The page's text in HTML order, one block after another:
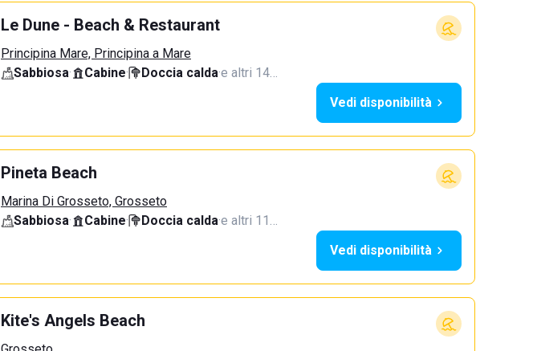
Le Dune - Beach & Restaurant
Principina Mare, Principina a Mare
Sabbiosa· Cabine· Doccia calda·e altri 14…
Vedi disponibilità
Pineta Beach
Marina Di Grosseto, Grosseto
Sabbiosa· Cabine· Doccia calda·e altri 11…
Vedi disponibilità
Kite's Angels Beach